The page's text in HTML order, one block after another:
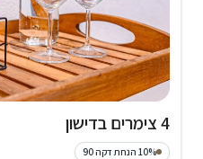
4 צימרים בדישון
10% הנחת דקה 90